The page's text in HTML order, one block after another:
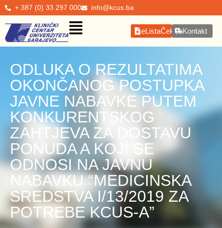
+ 387 (0) 33 297 000 info@kcus.ba
eListaČekanjaKontakt
ODLUKA O REZULTATIMA
OKONČANOG POSTUPKA
JAVNE NABAVKE PUTEM
KONKURENTSKOG
ZAHTJEVA ZA DOSTAVU
PONUDA A KOJI SE
ODNOSI NA JAVNU
NABAVKU “MEDICINSKA
SREDSTVA I/13/2019 ZA
POTREBE KCUS-A”